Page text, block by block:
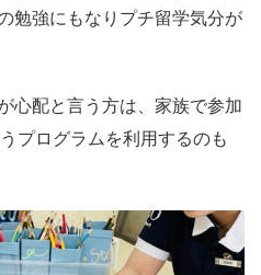
勉強にもなりプチ留学気分が
心配と言う方は、家族で参加
プログラムを利用するのも